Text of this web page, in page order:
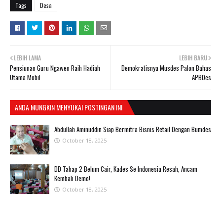
Tags Desa
LEBIH BARU
Demokratisnya Musdes Palon Bahas
APBDes
LEBIH LAMA
Pensiunan Guru Ngawen Raih Hadiah
Utama Mobil
ANDA MUNGKIN MENYUKAI POSTINGAN INI
Abdullah Aminuddin Siap Bermitra Bisnis Retail Dengan Bumdes
October 18, 2025
DD Tahap 2 Belum Cair, Kades Se Indonesia Resah, Ancam
Kembali Demo!
October 18, 2025